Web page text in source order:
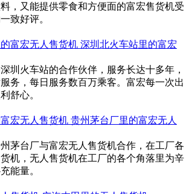
，又能提供零食和方便面的富宏售货机受
致好评。
深圳北火车站里的富宏
圳火车站的合作伙伴，服务长达十多年，
务，每日服务数百万乘客。富宏每一次出
舒心。
贵州茅台厂里的富宏无人
茅台厂与富宏无人售货机合作，在工厂各
机，无人售货机在工厂的各个角落里为辛
能量。